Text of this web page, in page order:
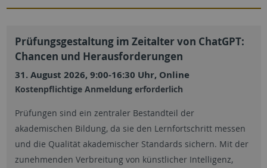
Prüfungsgestaltung im Zeitalter von ChatGPT:
Chancen und Herausforderungen
31. August 2026, 9:00-16:30 Uhr, Online
Kostenpflichtige Anmeldung erforderlich
Prüfungen sind ein zentraler Bestandteil der
akademischen Bildung, da sie den Lernfortschritt messen
und die Qualität akademischer Standards sichern. Mit der
zunehmenden Verbreitung von künstlicher Intelligenz,